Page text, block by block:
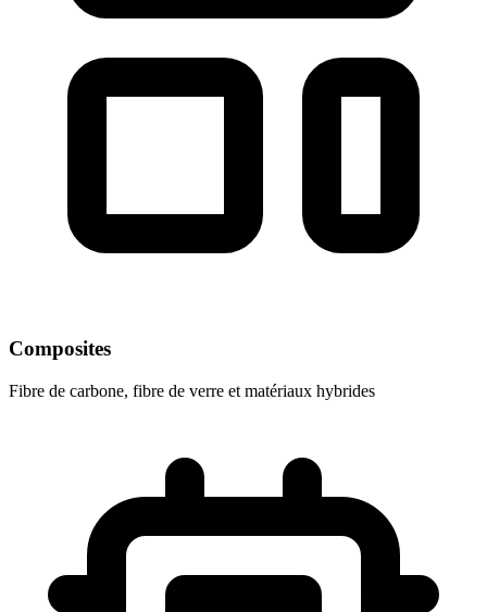
Composites
Fibre de carbone, fibre de verre et matériaux hybrides